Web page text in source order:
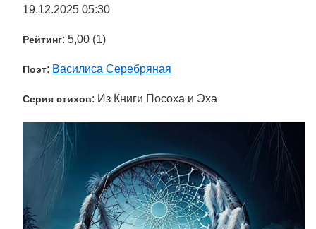
19.12.2025 05:30
Рейтинг: 5,00 (1)
Поэт: Василиса Серебряная
Серия стихов: Из Книги Посоха и Эха